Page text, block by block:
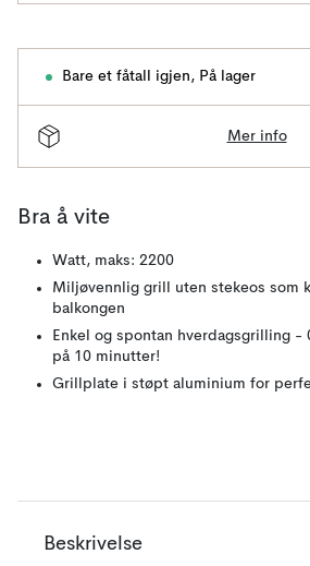
Bare et fåtall igjen, På lager
Mer info
Bra å vite
Watt, maks: 2200
Miljøvennlig grill uten stekeos som
balkongen
Enkel og spontan hverdagsgrilling -
på 10 minutter!
Grillplate i støpt aluminium for
Beskrivelse